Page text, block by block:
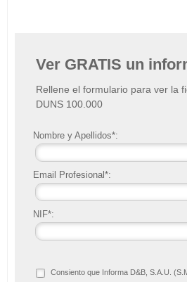
Ver GRATIS un
Rellene el formulario para ver la
DUNS 100.000
Nombre y Apellidos*:
Email Profesional*:
NIF*:
Consiento que Informa D&B, S.A.U.